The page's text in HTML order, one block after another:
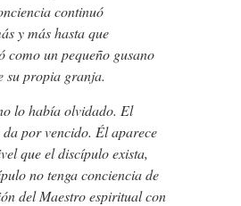
continuó
y más hasta que
como un pequeño gusano
su propia granja.
lo había olvidado. El
por vencido. Él aparece
que el discípulo exista,
no tenga conciencia de
del Maestro espiritual con